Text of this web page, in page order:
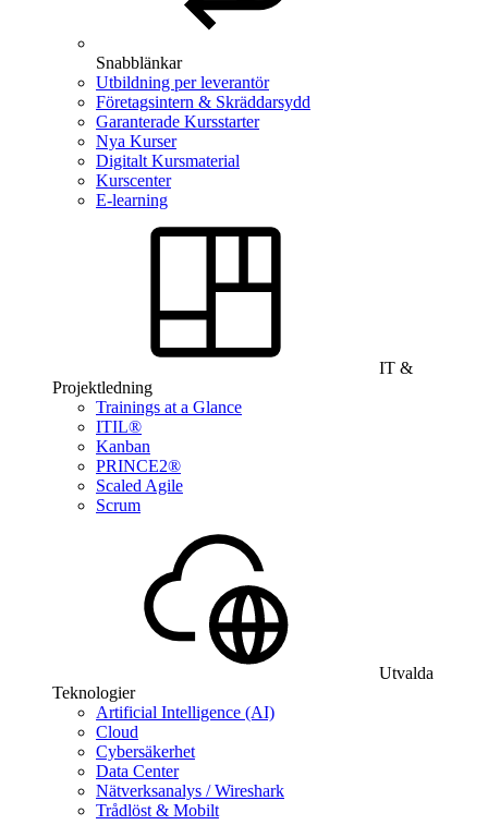
Snabblänkar
Utbildning per leverantör
Företagsintern & Skräddarsydd
Garanterade Kursstarter
Nya Kurser
Digitalt Kursmaterial
Kurscenter
E-learning
IT &
Projektledning
Trainings at a Glance
ITIL®
Kanban
PRINCE2®
Scaled Agile
Scrum
Utvalda
Teknologier
Artificial Intelligence (AI)
Cloud
Cybersäkerhet
Data Center
Nätverksanalys / Wireshark
Trådlöst & Mobilt